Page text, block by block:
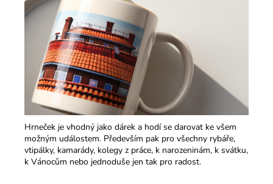
Hrneček je vhodný jako dárek a hodí se darovat ke všem
možným událostem. Především pak pro všechny rybáře,
vtipálky, kamarády, kolegy z práce, k narozeninám, k svátku,
k Vánocům nebo jednoduše jen tak pro radost.